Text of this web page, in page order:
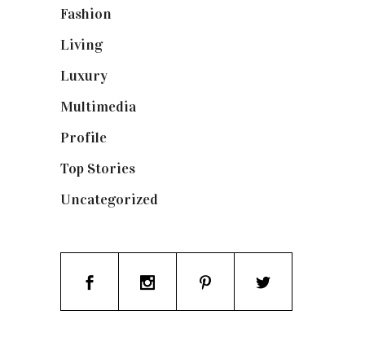
Fashion
Living(337)
Luxury
Multimedia
Profile
Top Stories
Uncategorized